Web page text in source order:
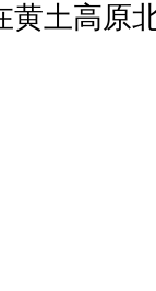
黄土高